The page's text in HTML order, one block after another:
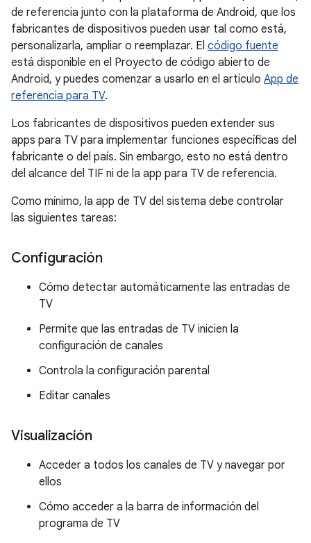
de referencia junto con la plataforma de Android, que los
fabricantes de dispositivos pueden usar tal como está,
personalizarla, ampliar o reemplazar. El código fuente
está disponible en el Proyecto de código abierto de
Android, y puedes comenzar a usarlo en el artículo App de
referencia para TV.
Los fabricantes de dispositivos pueden extender sus
apps para TV para implementar funciones específicas del
fabricante o del país. Sin embargo, esto no está dentro
del alcance del TIF ni de la app para TV de referencia.
Como mínimo, la app de TV del sistema debe controlar
las siguientes tareas:
Configuración
Cómo detectar automáticamente las entradas de
TV
Permite que las entradas de TV inicien la
configuración de canales
Controla la configuración parental
Editar canales
Visualización
Acceder a todos los canales de TV y navegar por
ellos
Cómo acceder a la barra de información del
programa de TV